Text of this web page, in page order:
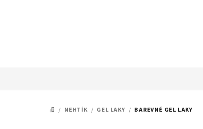
DOMŮ
/ NEHTÍK / GEL LAKY / BAREVNÉ GEL LAKY